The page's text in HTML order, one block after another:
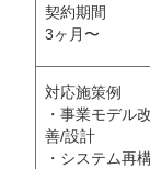
契約期間
3ヶ月〜
対応施策例
・事業モデル改
善/設計
・システム再